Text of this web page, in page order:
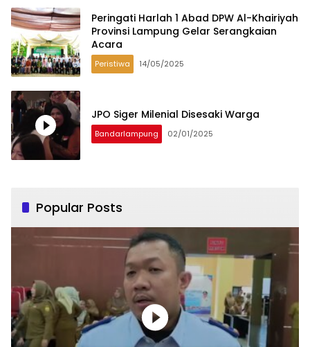
Peringati Harlah 1 Abad DPW Al-Khairiyah
Provinsi Lampung Gelar Serangkaian
Acara
Peristiwa 14/05/2025
JPO Siger Milenial Disesaki Warga
Bandarlampung 02/01/2025
Popular Posts